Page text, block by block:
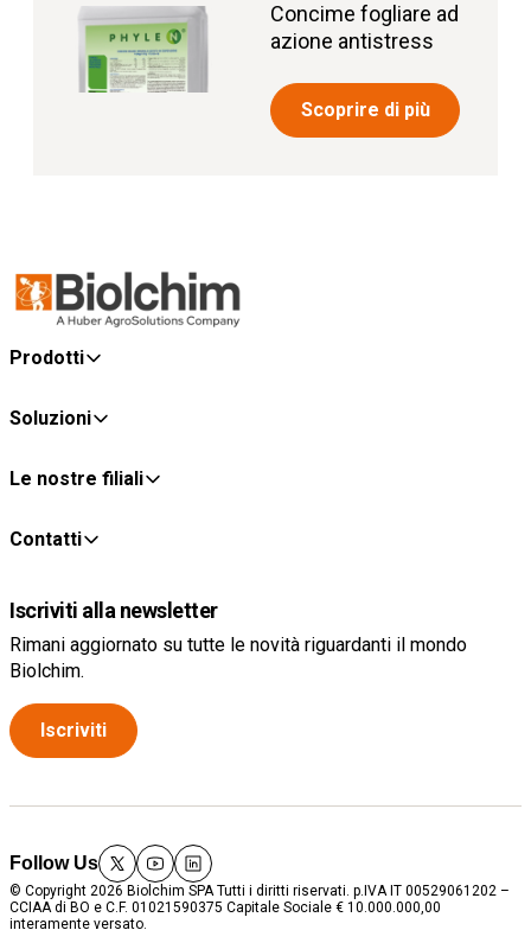
Concime fogliare ad
azione antistress
Scoprire di più
Prodotti
Soluzioni
Le nostre filiali
Contatti
Iscriviti alla newsletter
Rimani aggiornato su tutte le novità riguardanti il mondo
Biolchim.
Iscriviti
Follow Us
twitteryoutube
linkedin
© Copyright 2026 Biolchim SPA Tutti i diritti riservati. p.IVA IT 00529061202 –
CCIAA di BO e C.F. 01021590375 Capitale Sociale € 10.000.000,00
interamente versato.